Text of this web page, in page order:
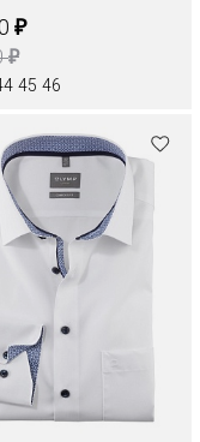
₽
₽
45 46